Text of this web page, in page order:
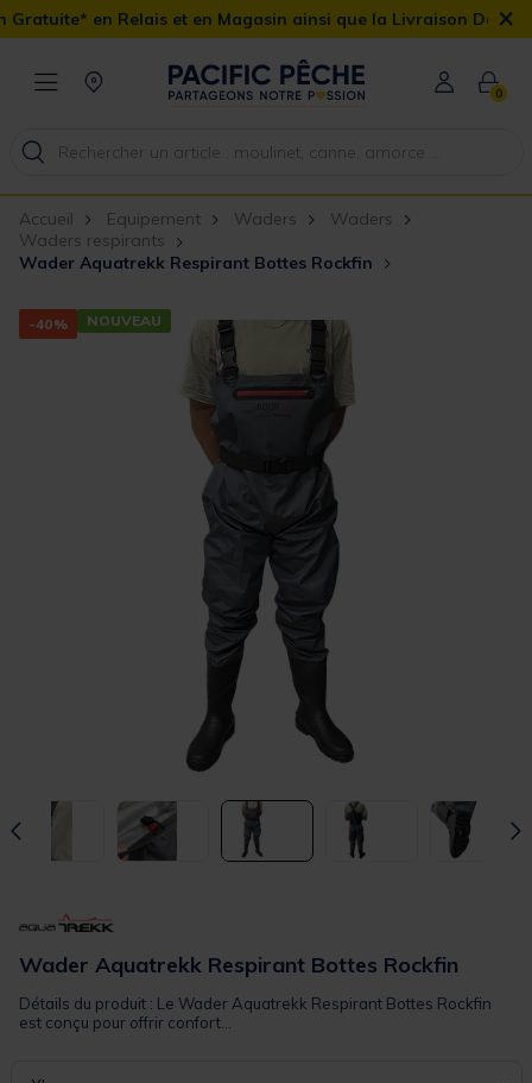
et en Magasin ainsi que la Livraison Domicile offerte dès 90€
×
0
Accueil Equipement Waders
Waders
Waders respirants
Wader Aquatrekk Respirant Bottes Rockfin
-40% NOUVEAU
Wader Aquatrekk Respirant Bottes Rockfin
Détails du produit : Le Wader Aquatrekk Respirant Bottes Rockfin
est conçu pour offrir confort...